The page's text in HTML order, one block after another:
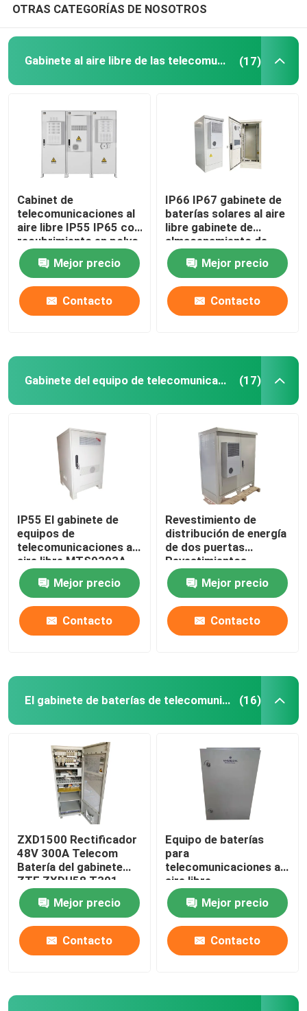
OTRAS CATEGORÍAS DE NOSOTROS
Gabinete al aire libre de las telecomunicaciones (17)
Cabinet de
telecomunicaciones al
aire libre IP55 IP65 con
recubrimiento en polvo
Mejor precio
Contacto
IP66 IP67 gabinete de
baterías solares al aire
libre gabinete de
almacenamiento de
energía
1850*1500*750mm
Mejor precio
Contacto
Gabinete del equipo de telecomunicaciones (17)
IP55 El gabinete de
equipos de
telecomunicaciones al
aire libre MTS9303A-
HX10A1
Mejor precio
Contacto
Revestimiento de
distribución de energía
de dos puertas
Revestimientos
callejeros de
telecomunicaciones a
prueba de polvo IP55-
IP68
Mejor precio
Contacto
El gabinete de baterías de telecomunicaciones (16)
ZXD1500 Rectificador
48V 300A Telecom
Batería del gabinete
ZTE ZXDU58 T301
Mejor precio
Contacto
Equipo de baterías
para
telecomunicaciones al
aire libre
EPC4860/1800-FA31
IP55
Mejor precio
Contacto